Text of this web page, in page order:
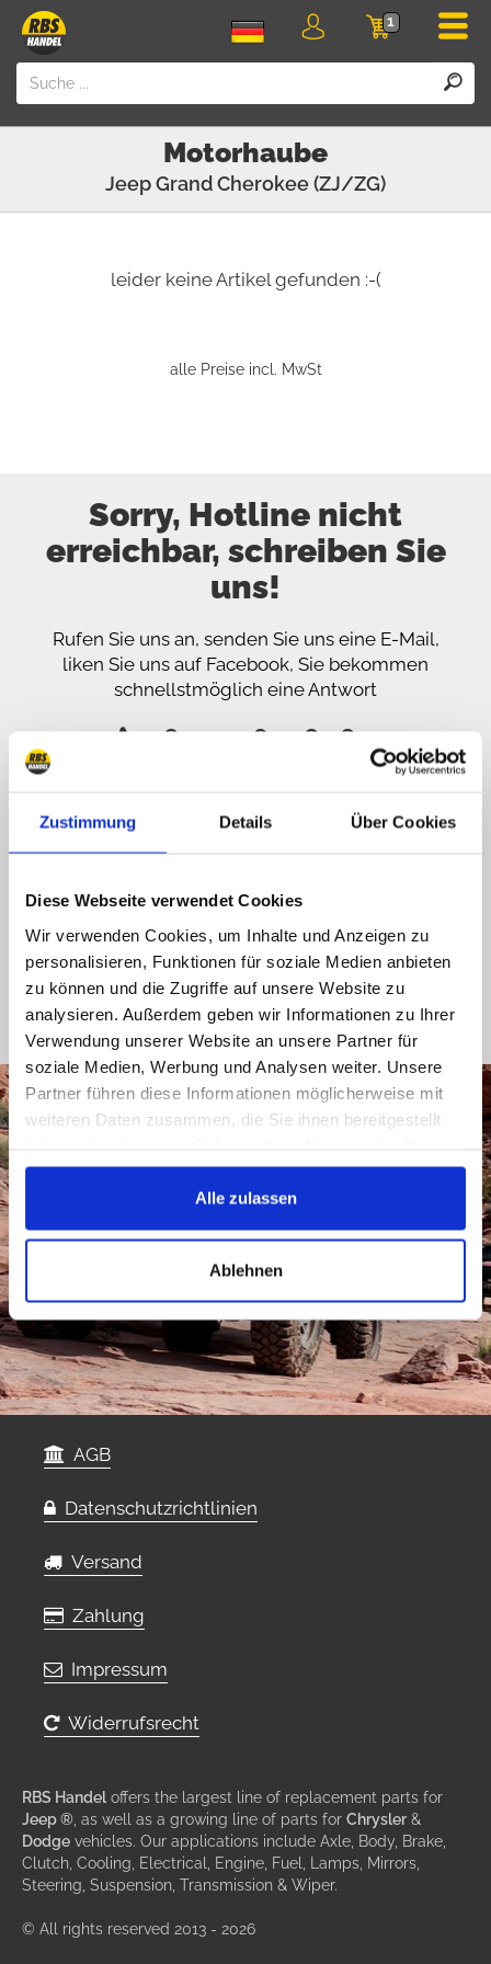
Zustimmung Details Über Cookies
Diese Webseite verwendet Cookies
Wir verwenden Cookies, um Inhalte und Anzeigen zu
personalisieren, Funktionen für soziale Medien anbieten
zu können und die Zugriffe auf unsere Website zu
analysieren. Außerdem geben wir Informationen zu Ihrer
Verwendung unserer Website an unsere Partner für
soziale Medien, Werbung und Analysen weiter. Unsere
Partner führen diese Informationen möglicherweise mit
weiteren Daten zusammen, die Sie ihnen bereitgestellt
gesammelt haben.
Alle zulassen
Ablehnen
1
Login
Motorhaube
JeepGrand Cherokee (ZJ/ZG)
leider keine Artikel gefunden :-(
alle Preise incl. MwSt
Sorry, Hotline nicht
erreichbar, schreiben Sie
uns!
Rufen Sie uns an, senden Sie uns eine E-Mail,
liken Sie uns auf Facebook, Sie bekommen
schnellstmöglich eine Antwort
089 - 41 61 08 780
info@rbs-handel.de
AGB
Datenschutzrichtlinien
Versand
Zahlung
Impressum
Widerrufsrecht
RBS Handel offers the largest line of replacement parts for
Jeep ® , as well as a growing line of parts for Chrysler &
Dodge vehicles. Our applications include Axle, Body, Brake,
Clutch, Cooling, Electrical, Engine, Fuel, Lamps, Mirrors,
Steering, Suspension, Transmission & Wiper.
© All rights reserved 2013 - 2026